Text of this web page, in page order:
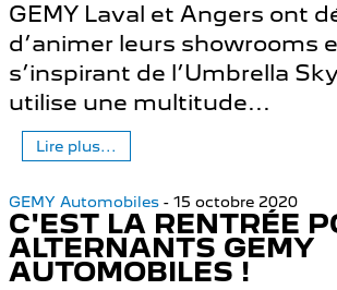
GEMY Laval et Angers ont
d’animer leurs showrooms
s’inspirant de l’Umbrella
utilise une multitude...
Lire plus...
GEMY Automobiles - 15 octobre 2020
C'EST LA RENTRÉE
ALTERNANTS GEMY
AUTOMOBILES !